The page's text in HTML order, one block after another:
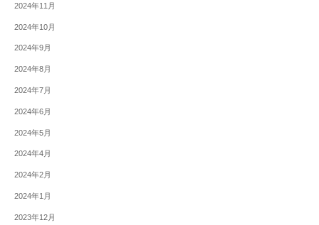
2024年11月
2024年10月
2024年9月
2024年8月
2024年7月
2024年6月
2024年5月
2024年4月
2024年2月
2024年1月
2023年12月